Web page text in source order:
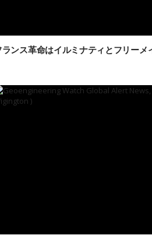
ランス革命はイルミナティとフリーメ